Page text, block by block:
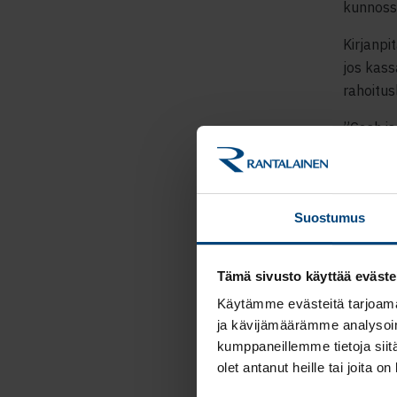
Suostumus
Tämä sivusto käyttää
Käytämme evästeitä
ja kävijämäärämme
kumppaneillemme tietoja
olet antanut heille tai joita
jos
”Cash
muuttua
jälkeen
keneltä
Myös
kaikille